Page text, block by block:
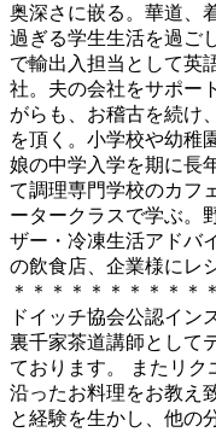
奥深さに嵌る。華道、
過ぎる学生生活を過ご
で輸出入担当として英
社。夫の会社をサポー
がらも、お稽古を続け
を頂く。小学校や幼稚
娘の中学入学を期に長
て調理専門学校のカフ
ータークラスで学ぶ。
ザー・冷凍生活アドバ
の飲食店、企業様にレ
＊＊＊＊＊＊＊＊＊＊
ドイッチ協会公認イン
裏千家茶道講師として
ております。 またリク
沿ったお料理をお教え
と経験を生かし、他の